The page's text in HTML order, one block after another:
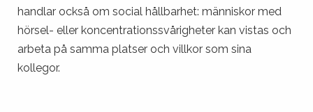
handlar också om social hållbarhet: människor med
hörsel- eller koncentrationssvårigheter kan vistas och
arbeta på samma platser och villkor som sina
kollegor.